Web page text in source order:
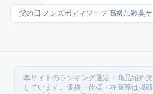
父の日 メンズボディソープ 高級加齢臭
本サイトのランキング選定・商品紹介
しています。価格・仕様・在庫等は掲